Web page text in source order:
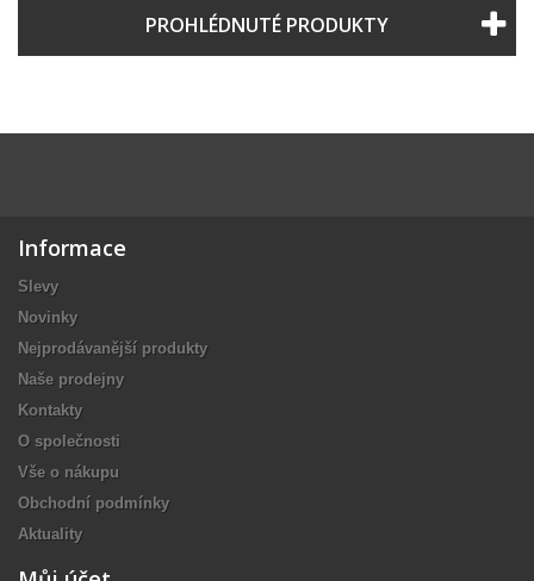
PROHLÉDNUTÉ PRODUKTY
Informace
Slevy
Novinky
Nejprodávanější produkty
Naše prodejny
Kontakty
O společnosti
Vše o nákupu
Obchodní podmínky
Aktuality